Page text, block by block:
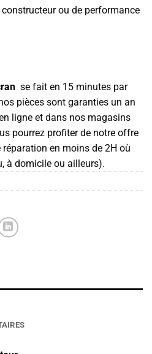
ou de performance
se fait en 15 minutes par
pièces sont garanties un an
ligne et dans nos magasins
pourrez profiter de notre offre
en moins de 2H où
à domicile ou ailleurs).